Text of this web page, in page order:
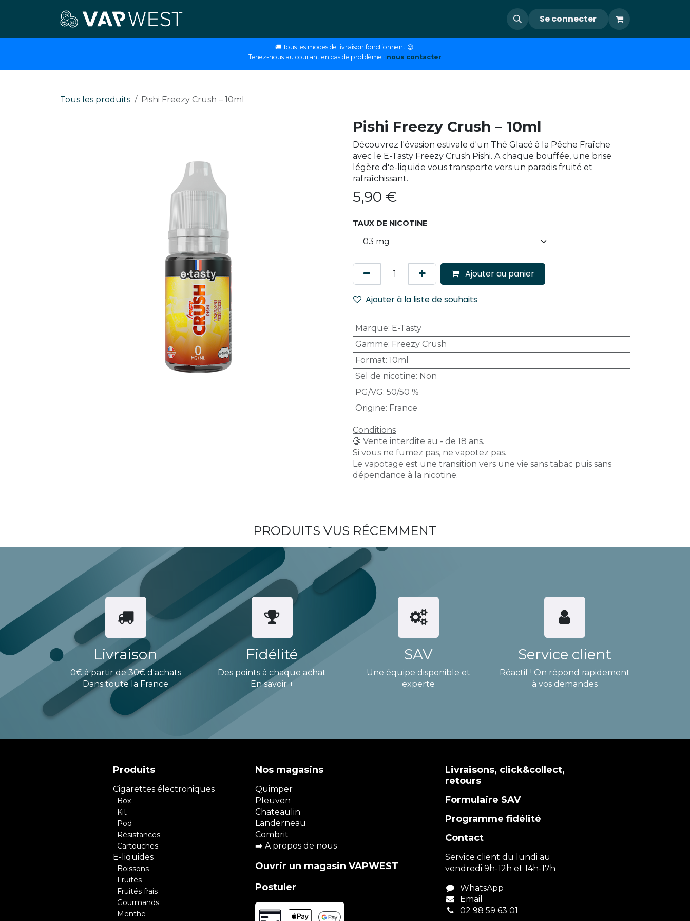
Se connecter
🚚 Tous les modes de livraison fonctionnent 😉
Tenez-nous au courant en cas de problème : nous contacter
Tous les produits Pishi Freezy Crush – 10ml
Pishi Freezy Crush – 10ml
Découvrez l'évasion estivale d'un Thé Glacé à la Pêche Fraîche
avec le E-Tasty Freezy Crush Pishi. A chaque bouffée, une brise
légère d'e-liquide vous transporte vers un paradis fruité et
rafraîchissant.
5,90 €
TAUX DE NICOTINE
Ajouter au panier
Ajouter à la liste de souhaits
Marque: E-Tasty
Gamme: Freezy Crush
Format: 10ml
Sel de nicotine: Non
PG/VG: 50/50 %
Origine: France
Conditions
🔞 Vente interdite au - de 18 ans.
Si vous ne fumez pas, ne vapotez pas.
Le vapotage est une transition vers une vie sans tabac puis sans
dépendance à la nicotine.
PRODUITS VUS RÉCEMMENT
Livraison
0€ à partir de 30€ d'achats
Dans toute la France
Fidélité
Des points à chaque achat
En savoir +
SAV
Une équipe disponible et
experte
Service client
Réactif ! On répond rapidement
à vos demandes
Produits
Cigarettes électroniques
Box
Kit
Pod
Résistances
Cartouches
E-liquides
Boissons
Fruités
Fruités frais
Gourmands
Menthe
Livraisons, click&collect,
retours
Formulaire SAV
Programme fidélité
Contact
Service client du lundi au
vendredi 9h-12h et 14h-17h
WhatsApp
Email
02 98 59 63 01
Nos magasins
Quimper
Pleuven
Chateaulin
Landerneau
Combrit
➡️ A propos de nous
Ouvrir un magasin VAPWEST
Postuler